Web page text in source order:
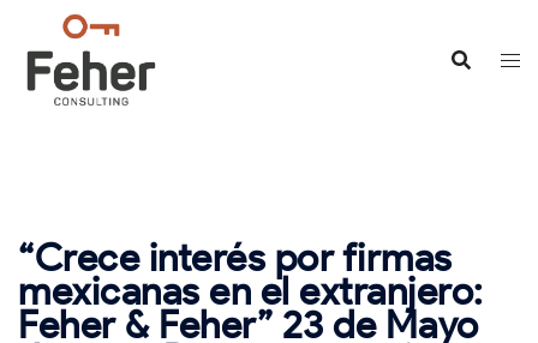
contenido
“Crece interés por firmas
mexicanas en el extranjero:
Feher & Feher” 23 de Mayo